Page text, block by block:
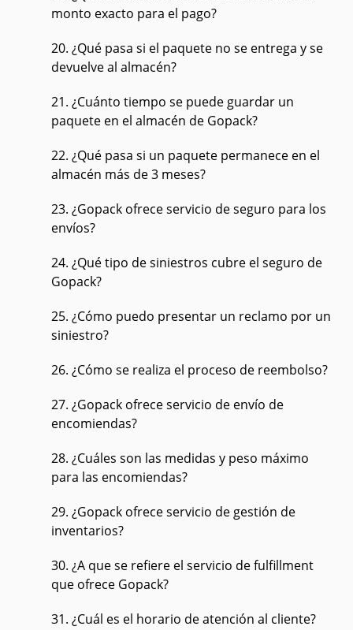
monto exacto para el pago?
20. ¿Qué pasa si el paquete no se entrega y se
devuelve al almacén?
21. ¿Cuánto tiempo se puede guardar un
paquete en el almacén de Gopack?
22. ¿Qué pasa si un paquete permanece en el
almacén más de 3 meses?
23. ¿Gopack ofrece servicio de seguro para los
envíos?
24. ¿Qué tipo de siniestros cubre el seguro de
Gopack?
25. ¿Cómo puedo presentar un reclamo por un
siniestro?
26. ¿Cómo se realiza el proceso de reembolso?
27. ¿Gopack ofrece servicio de envío de
encomiendas?
28. ¿Cuáles son las medidas y peso máximo
para las encomiendas?
29. ¿Gopack ofrece servicio de gestión de
inventarios?
30. ¿A que se refiere el servicio de fulfillment
que ofrece Gopack?
31. ¿Cuál es el horario de atención al cliente?